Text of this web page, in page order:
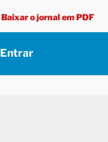
Baixar o jornal em PDF
Entrar